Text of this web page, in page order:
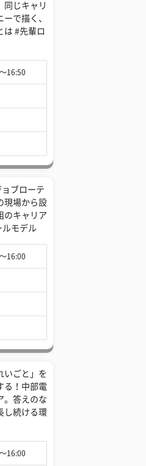
同じキャリ
で描く、
は #先輩ロ
16:50
ョブローテ
現場から設
のキャリア
ルモデル
16:00
いごと」を
る！中部電
。答えのな
し続ける環
16:00